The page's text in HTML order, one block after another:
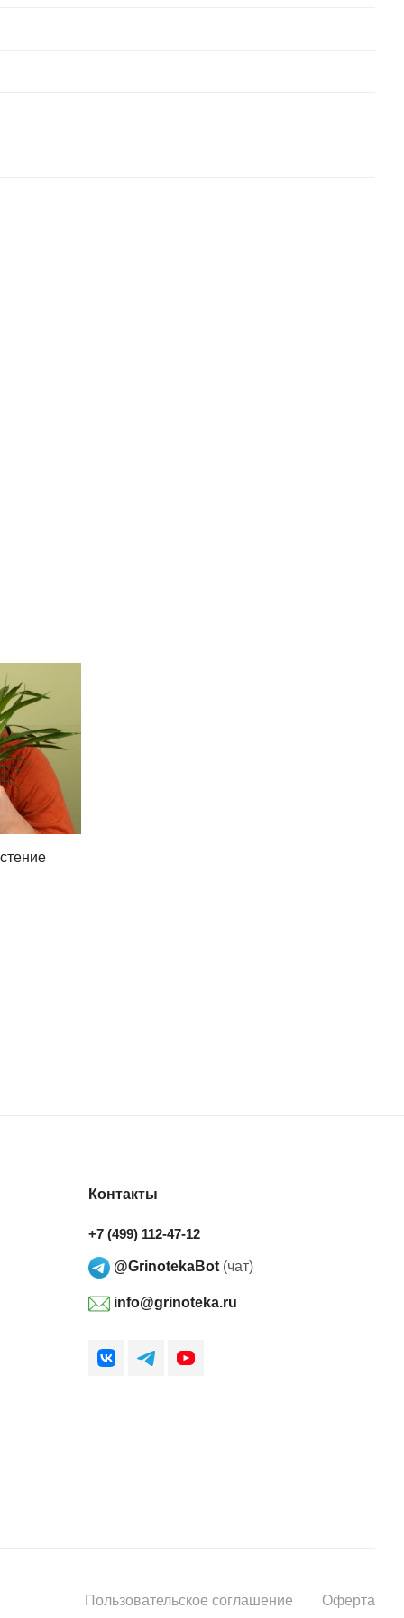
Контакты
+7 (499) 112-47-12
@GrinotekaBot (чат)
info@grinoteka.ru
Пользовательское соглашение Оферта